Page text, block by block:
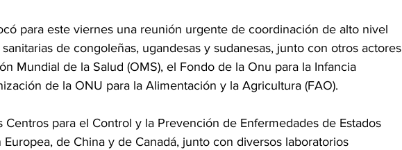
para este viernes una reunión urgente de coordinación de alto nivel
de congoleñas, ugandesas y sudanesas, junto con otros actores
Mundial de la Salud (OMS), el Fondo de la Onu para la Infancia
de la ONU para la Alimentación y la Agricultura (FAO).
Centros para el Control y la Prevención de Enfermedades de Estados
de China y de Canadá, junto con diversos laboratorios